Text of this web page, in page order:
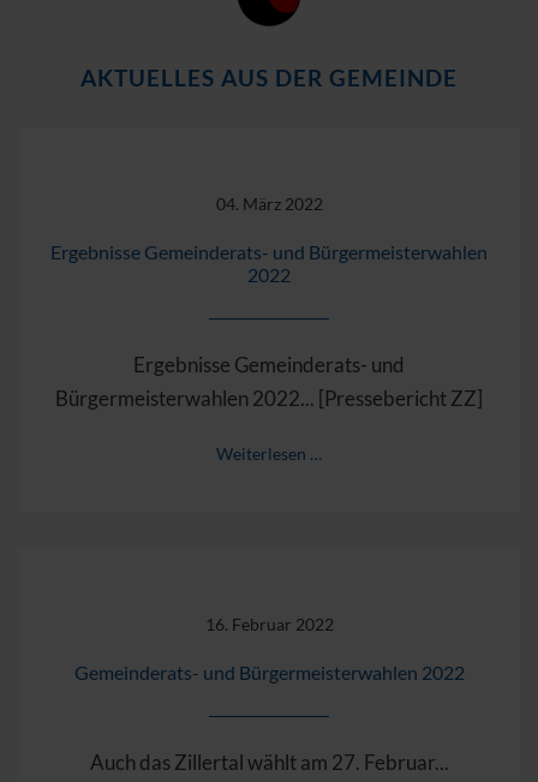
AKTUELLES AUS DER GEMEINDE
04. März 2022
Ergebnisse Gemeinderats- und Bürgermeisterwahlen
2022
Ergebnisse Gemeinderats- und
Bürgermeisterwahlen 2022... [Pressebericht ZZ]
Weiterlesen …
16. Februar 2022
Gemeinderats- und Bürgermeisterwahlen 2022
Auch das Zillertal wählt am 27. Februar...